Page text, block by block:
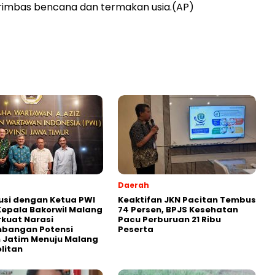
bencana dan termakan usia.(AP)
dengan Ketua PWI
Bakorwil Malang
Narasi
Potensi
Menuju Malang
Daerah
Keaktifan JKN Pacitan Tembus
74 Persen, BPJS Kesehatan
Pacu Perburuan 21 Ribu
Peserta